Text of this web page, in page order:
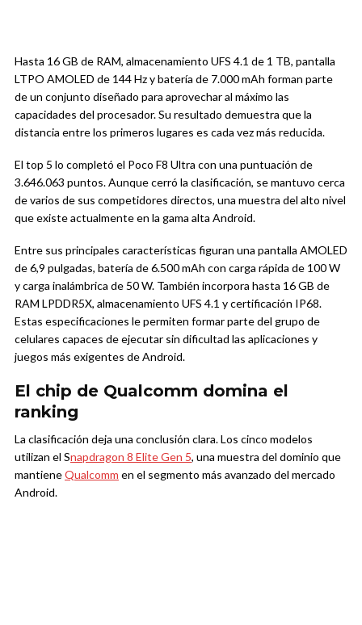
Hasta 16 GB de RAM, almacenamiento UFS 4.1 de 1 TB, pantalla
LTPO AMOLED de 144 Hz y batería de 7.000 mAh forman parte
de un conjunto diseñado para aprovechar al máximo las
capacidades del procesador. Su resultado demuestra que la
distancia entre los primeros lugares es cada vez más reducida.
El top 5 lo completó el Poco F8 Ultra con una puntuación de
3.646.063 puntos. Aunque cerró la clasificación, se mantuvo cerca
de varios de sus competidores directos, una muestra del alto nivel
que existe actualmente en la gama alta Android.
Entre sus principales características figuran una pantalla AMOLED
de 6,9 pulgadas, batería de 6.500 mAh con carga rápida de 100 W
y carga inalámbrica de 50 W. También incorpora hasta 16 GB de
RAM LPDDR5X, almacenamiento UFS 4.1 y certificación IP68.
Estas especificaciones le permiten formar parte del grupo de
celulares capaces de ejecutar sin dificultad las aplicaciones y
juegos más exigentes de Android.
El chip de Qualcomm domina el
ranking
La clasificación deja una conclusión clara. Los cinco modelos
utilizan el Snapdragon 8 Elite Gen 5, una muestra del dominio que
mantieneQualcomm en el segmento más avanzado del mercado
Android.